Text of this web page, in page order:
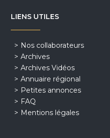
LIENS UTILES
Nos collaborateurs
Archives
Archives Vidéos
Annuaire régional
Petites annonces
FAQ
Mentions légales